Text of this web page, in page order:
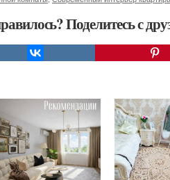
Поделитесь с